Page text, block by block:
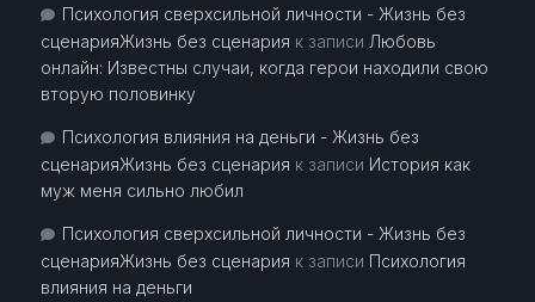
Психология сверхсильной личности - Жизнь без
сценарияЖизнь без сценария к записи Любовь
онлайн: Известны случаи, когда герои находили свою
вторую половинку
Психология влияния на деньги - Жизнь без
сценарияЖизнь без сценария к записи История как
муж меня сильно любил
Психология сверхсильной личности - Жизнь без
сценарияЖизнь без сценария к записи Психология
влияния на деньги